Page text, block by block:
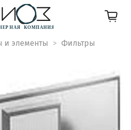
и элементы Фильтры